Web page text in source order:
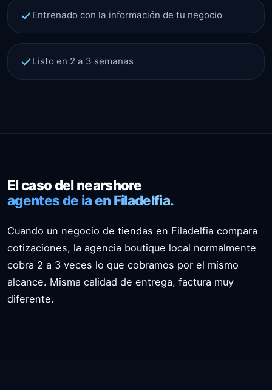
Entrenado con la información de tu negocio
Listo en 2 a 3 semanas
El caso del nearshore
agentes de ia en Filadelfia.
Cuando un negocio de tiendas en Filadelfia compara
cotizaciones, la agencia boutique local normalmente
cobra 2 a 3 veces lo que cobramos por el mismo
alcance. Misma calidad de entrega, factura muy
diferente.